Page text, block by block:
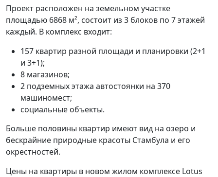
Проект расположен на земельном участке
площадью 6868 м², состоит из 3 блоков по 7 этажей
каждый. В комплекс входит:
157 квартир разной площади и планировки (2+1
и 3+1);
8 магазинов;
2 подземных этажа автостоянки на 370
машиномест;
социальные объекты.
Больше половины квартир имеют вид на озеро и
бескрайние природные красоты Стамбула и его
окрестностей.
Цены на квартиры в новом жилом комплексе Lotus